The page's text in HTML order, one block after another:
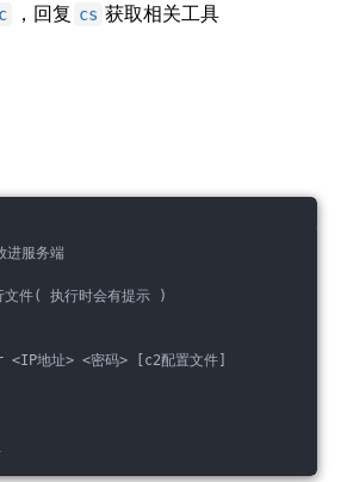
，回复 cs 获取相关工具
服务端
文件( 执行时会有提示 )
地址> <密码> [c2配置文件]